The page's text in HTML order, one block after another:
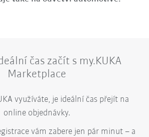
čas začít s my.KUKA
Marketplace
využíváte, je ideální čas přejít na
online objednávky.
vám zabere jen pár minut – a